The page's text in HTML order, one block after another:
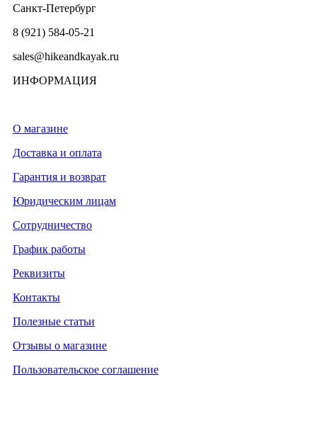
Санкт-Петербург
8 (921) 584-05-21
sales@hikeandkayak.ru
ИНФОРМАЦИЯ
О магазине
Доставка и оплата
Гарантия и возврат
Юридическим лицам
Сотрудничество
График работы
Реквизиты
Контакты
Полезные статьи
Отзывы о магазине
Пользовательское соглашение